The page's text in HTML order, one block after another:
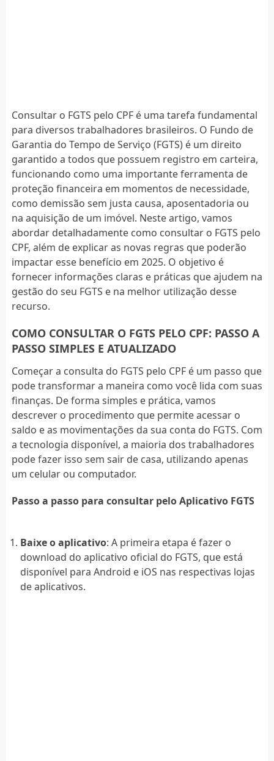
Consultar o FGTS pelo CPF é uma tarefa fundamental
para diversos trabalhadores brasileiros. O Fundo de
Garantia do Tempo de Serviço (FGTS) é um direito
garantido a todos que possuem registro em carteira,
funcionando como uma importante ferramenta de
proteção financeira em momentos de necessidade,
como demissão sem justa causa, aposentadoria ou
na aquisição de um imóvel. Neste artigo, vamos
abordar detalhadamente como consultar o FGTS pelo
CPF, além de explicar as novas regras que poderão
impactar esse benefício em 2025. O objetivo é
fornecer informações claras e práticas que ajudem na
gestão do seu FGTS e na melhor utilização desse
recurso.
COMO CONSULTAR O FGTS PELO CPF: PASSO A
PASSO SIMPLES E ATUALIZADO
Começar a consulta do FGTS pelo CPF é um passo que
pode transformar a maneira como você lida com suas
finanças. De forma simples e prática, vamos
descrever o procedimento que permite acessar o
saldo e as movimentações da sua conta do FGTS. Com
a tecnologia disponível, a maioria dos trabalhadores
pode fazer isso sem sair de casa, utilizando apenas
um celular ou computador.
Passo a passo para consultar pelo Aplicativo FGTS
Baixe o aplicativo: A primeira etapa é fazer o
download do aplicativo oficial do FGTS, que está
disponível para Android e iOS nas respectivas lojas
de aplicativos.